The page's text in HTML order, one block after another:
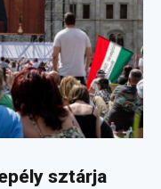
sztárja